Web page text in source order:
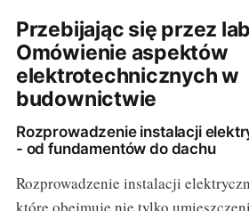
Przebijając się przez
Omówienie aspektów
elektrotechnicznych w
budownictwie
Rozprowadzenie instalacji
- od fundamentów do dachu
Rozprowadzenie instalacji